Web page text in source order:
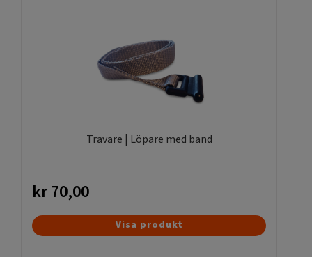
Travare | Löpare med band
kr70,00
Visa produkt